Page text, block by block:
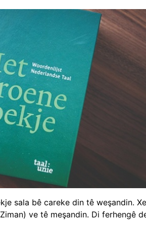
sala bê careke din tê weşandin.
ve tê meşandin. Di ferhengê